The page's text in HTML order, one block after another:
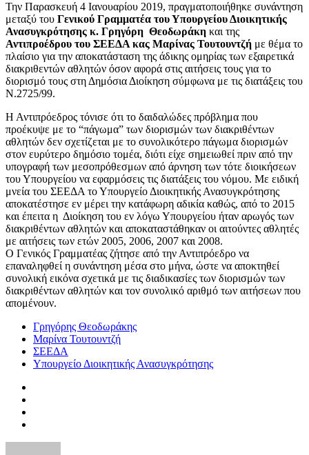
Την Παρασκευή 4 Ιανουαρίου 2019, πραγματοποιήθηκε συνάντηση
μεταξύ του Γενικού Γραμματέα του Υπουργείου Διοικητικής
Ανασυγκρότησης κ. Γρηγόρη Θεοδωράκη και της
Αντιπροέδρου του ΣΕΕΔΑ κας Μαρίνας Τουτουντζή με θέμα το
πλαίσιο για την αποκατάσταση της άδικης ομηρίας των εξαιρετικά
διακριθεντών αθλητών όσον αφορά στις αιτήσεις τους για το
διορισμό τους στη Δημόσια Διοίκηση σύμφωνα με τις διατάξεις του
Ν.2725/99.
Η Αντιπρόεδρος τόνισε ότι το δαιδαλώδες πρόβλημα που
προέκυψε με το “πάγωμα” των διορισμών των διακριθέντων
αθλητών δεν σχετίζεται με το συνολικότερο πάγωμα διορισμών
στον ευρύτερο δημόσιο τομέα, διότι είχε σημειωθεί πριν από την
υπογραφή των μεσοπρόθεσμων από άρνηση των τότε διοικήσεων
του Υπουργείου να εφαρμόσεις τις διατάξεις του νόμου. Με ειδική
μνεία του ΣΕΕΔΑ το Υπουργείο Διοικητικής Ανασυγκρότησης
αποκατέστησε εν μέρει την κατάφωρη αδικία καθώς, από το 2015
και έπειτα η Διοίκηση του εν λόγω Υπουργείου ήταν αρωγός των
διακριθέντων αθλητών και αποκαταστάθηκαν οι αιτούντες αθλητές
με αιτήσεις των ετών 2005, 2006, 2007 και 2008.
Ο Γενικός Γραμματέας ζήτησε από την Αντιπρόεδρο να
επαναληφθεί η συνάντηση μέσα στο μήνα, ώστε να αποκτηθεί
συνολική εικόνα σχετικά με τις διαδικασίες των διορισμών των
διακριθέντων αθλητών και τον συνολικό αριθμό των αιτήσεων που
απομένουν.
Γρηγόρης Θεοδωράκης
Μαρίνα Τουτουντζή
ΣΕΕΔΑ
Υπουργείο Διοικητικής Ανασυγκρότησης